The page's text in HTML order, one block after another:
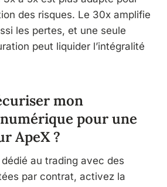
des risques. Le 30x amplifie
les pertes, et une seule
peut liquider l’intégralité
mon
pour une
ApeX ?
au trading avec des
par contrat, activez la